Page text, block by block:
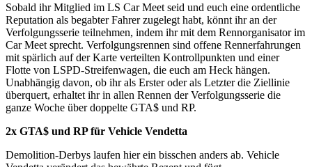
Sobald ihr Mitglied im LS Car Meet seid und euch eine ordentliche
Reputation als begabter Fahrer zugelegt habt, könnt ihr an der
Verfolgungsserie teilnehmen, indem ihr mit dem Rennorganisator im
Car Meet sprecht. Verfolgungsrennen sind offene Rennerfahrungen
mit spärlich auf der Karte verteilten Kontrollpunkten und einer
Flotte von LSPD-Streifenwagen, die euch am Heck hängen.
Unabhängig davon, ob ihr als Erster oder als Letzter die Ziellinie
überquert, erhaltet ihr in allen Rennen der Verfolgungsserie die
ganze Woche über doppelte GTA$ und RP.
2x GTA$ und RP für Vehicle Vendetta
Demolition-Derbys laufen hier ein bisschen anders ab. Vehicle